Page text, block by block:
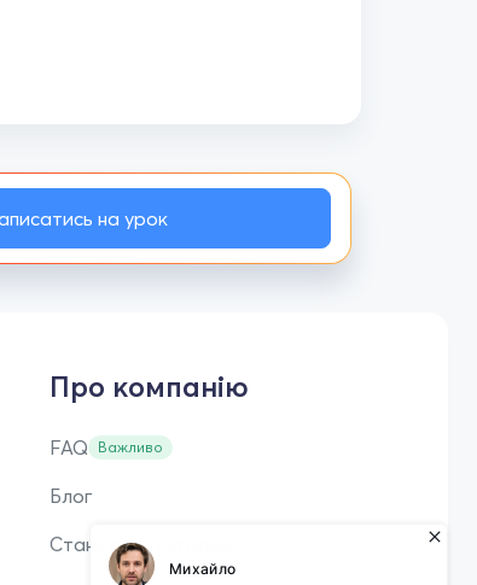
на урок
Про компанію
FAQ Важливо
Блог
Стань репетитором